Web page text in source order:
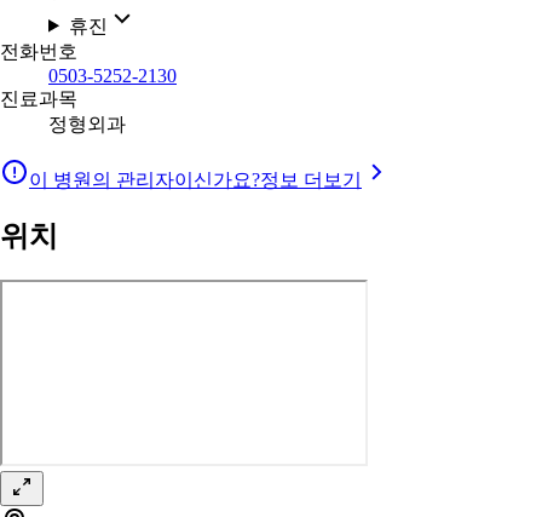
휴진
전화번호
0503-5252-2130
진료과목
정형외과
이 병원의 관리자이신가요?정보 더보기
위치